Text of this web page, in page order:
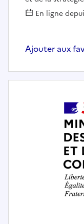
En ligne
Ajouter aux